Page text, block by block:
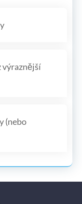
výraznější
(nebo